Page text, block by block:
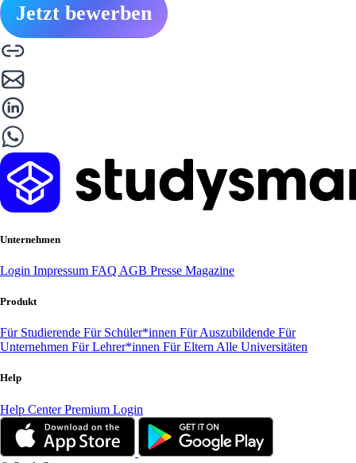
Jetzt bewerben
Unternehmen
Login Impressum FAQ AGB Presse Magazine
Produkt
Für Studierende Für Schüler*innen Für Auszubildende Für
Unternehmen Für Lehrer*innen Für Eltern Alle Universitäten
Help
Help CenterPremium Login